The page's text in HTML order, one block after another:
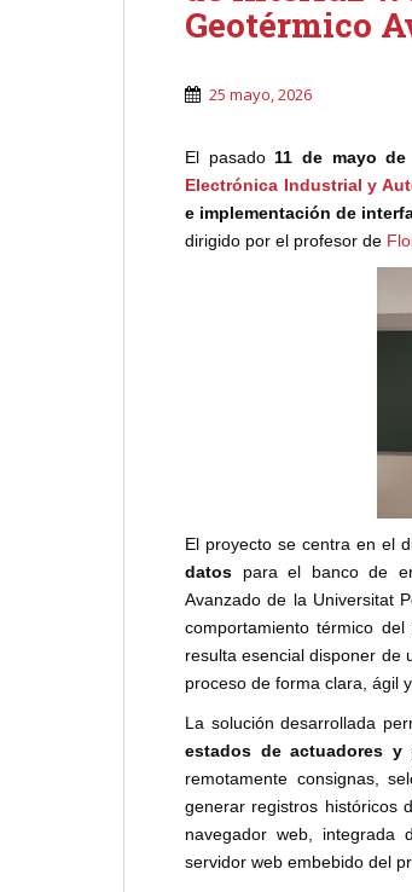
Geotérmico
25 mayo, 2026
El pasado 11 de mayo de
Electrónica Industrial y
e implementación de
dirigido por el profesor de
El proyecto se centra en el
datos para el banco de
Avanzado de la Universitat
comportamiento térmico
resulta esencial disponer de
proceso de forma clara, ágil
La solución desarrollada
estados de actuadores y
remotamente consignas,
generar registros históricos
navegador web, integrada
servidor web embebido del